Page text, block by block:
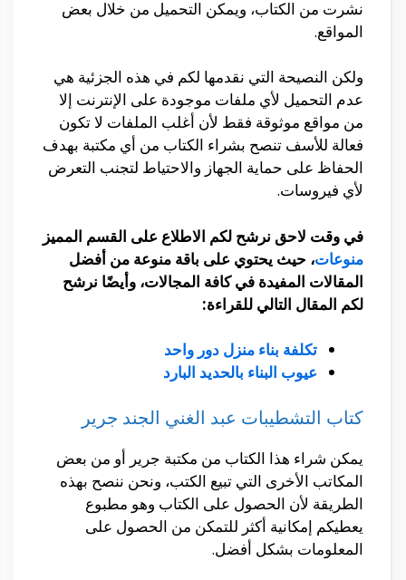
نشرت من الكتاب، ويمكن التحميل من خلال بعض
المواقع.
ولكن النصيحة التي نقدمها لكم في هذه الجزئية هي
عدم التحميل لأي ملفات موجودة على الإنترنت إلا
من مواقع موثوقة فقط لأن أغلب الملفات لا تكون
فعالة للأسف تنصح بشراء الكتاب من أي مكتبة بهدف
الحفاظ على حماية الجهاز والاحتياط لتجنب التعرض
لأي فيروسات.
في وقت لاحق نرشح لكم الاطلاع على القسم المميز
منوعات، حيث يحتوي على باقة منوعة من أفضل
المقالات المفيدة في كافة المجالات، وأيضًا نرشح
لكم المقال التالي للقراءة:
تكلفة بناء منزل دور واحد
عيوب البناء بالحديد البارد
كتاب التشطيبات عبد الغني الجند جرير
يمكن شراء هذا الكتاب من مكتبة جرير أو من بعض
المكاتب الأخرى التي تبيع الكتب، ونحن ننصح بهذه
الطريقة لأن الحصول على الكتاب وهو مطبوع
يعطيكم إمكانية أكثر للتمكن من الحصول على
المعلومات بشكل أفضل.